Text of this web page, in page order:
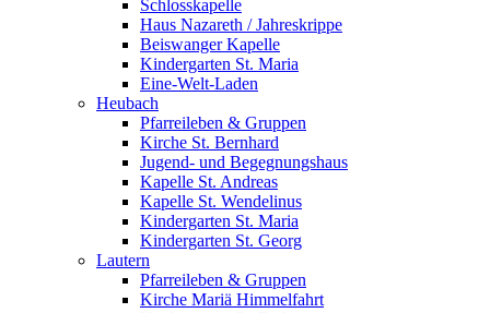
Schlosskapelle
Haus Nazareth / Jahreskrippe
Beiswanger Kapelle
Kindergarten St. Maria
Eine-Welt-Laden
Heubach
Pfarreileben & Gruppen
Kirche St. Bernhard
Jugend- und Begegnungshaus
Kapelle St. Andreas
Kapelle St. Wendelinus
Kindergarten St. Maria
Kindergarten St. Georg
Lautern
Pfarreileben & Gruppen
Kirche Mariä Himmelfahrt